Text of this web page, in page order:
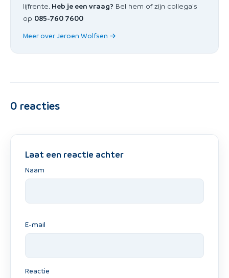
lijfrente. Heb je een vraag? Bel hem of zijn collega's
op 085-760 7600
Meer over Jeroen Wolfsen →
0 reacties
Laat een reactie achter
Naam
E-mail
Reactie